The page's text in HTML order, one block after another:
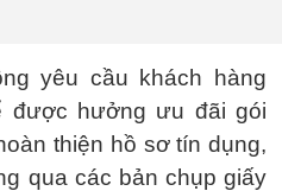
yêu cầu khách hàng
được hưởng ưu đãi gói
thiện hồ sơ tín dụng,
qua các bản chụp giấy